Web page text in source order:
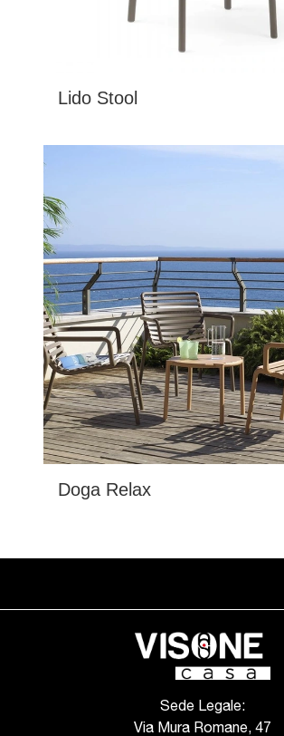
Lido Stool
Doga Relax
Sede Legale:
Via Mura Romane, 47